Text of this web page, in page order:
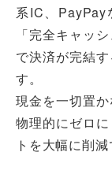
系IC、PayPay
「完全キャッ
で決済が完結
す。
現金を一切置
物理的にゼロ
トを大幅に削減